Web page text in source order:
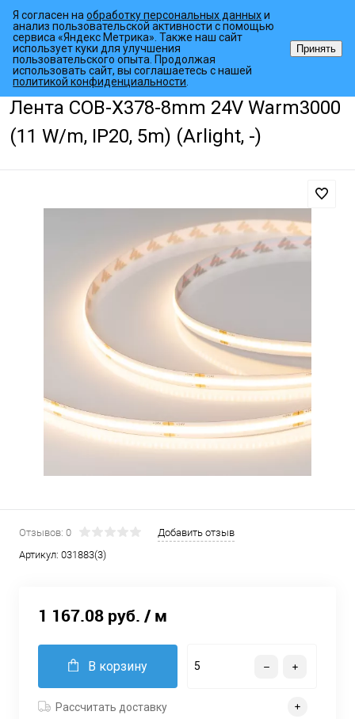
Главная страница • Каталог товаров • Светодиодные ленты
Лента COB-X378-8mm 24V Warm3000
(11 W/m, IP20, 5m) (Arlight, -)
Отзывов: 0
Добавить отзыв
Артикул: 031883(3)
1 167.08 руб. / м
В корзину
Рассчитать доставку
Я согласен наобработку персональных данныхи
анализ пользовательской активности с помощью
сервиса «Яндекс Метрика». Также наш сайт
использует куки для улучшения
пользовательского опыта. Продолжая
использовать сайт, вы соглашаетесь с нашей
политикой конфиденциальности
Принять